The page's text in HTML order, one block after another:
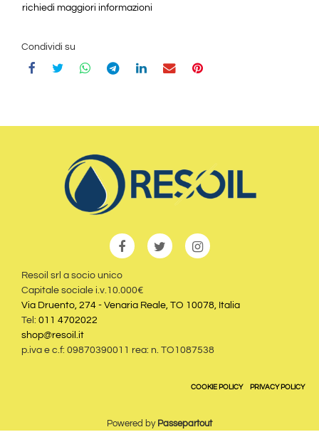
richiedi maggiori informazioni
Condividi su
Resoil srl a socio unico
Capitale sociale i.v.10.000€
Via Druento, 274 - Venaria Reale, TO 10078, Italia
Tel: 011 4702022
shop@resoil.it
p.iva e c.f: 09870390011 rea: n. TO1087538
COOKIE POLICY PRIVACY POLICY
Powered by Passepartout